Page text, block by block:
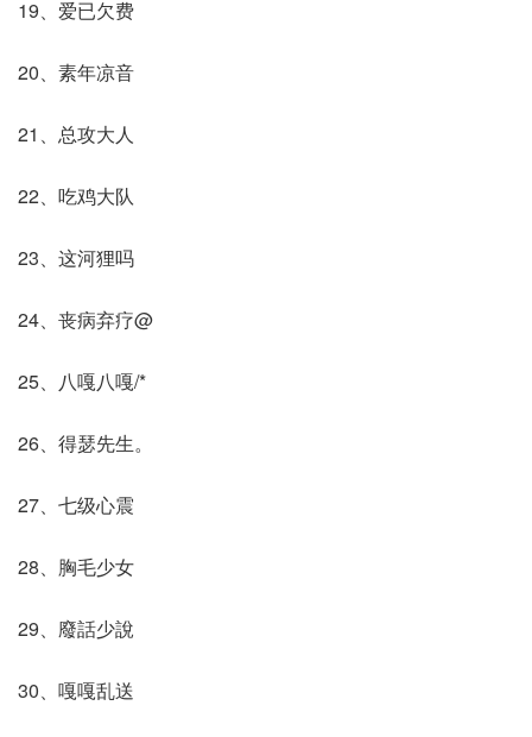
19、爱已欠费
20、素年凉音
21、总攻大人
22、吃鸡大队
23、这河狸吗
24、丧病弃疗@
25、八嘎八嘎/*
26、得瑟先生。
27、七级心震
28、胸毛少女
29、廢話少說
30、嘎嘎乱送